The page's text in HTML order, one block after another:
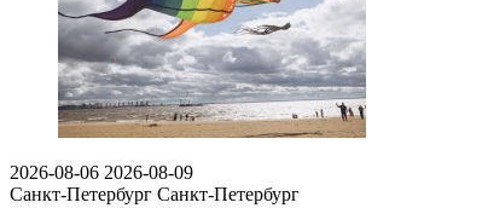
2026-08-06 2026-08-09
Санкт-Петербург Санкт-Петербург